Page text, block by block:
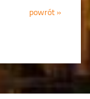
powrót »